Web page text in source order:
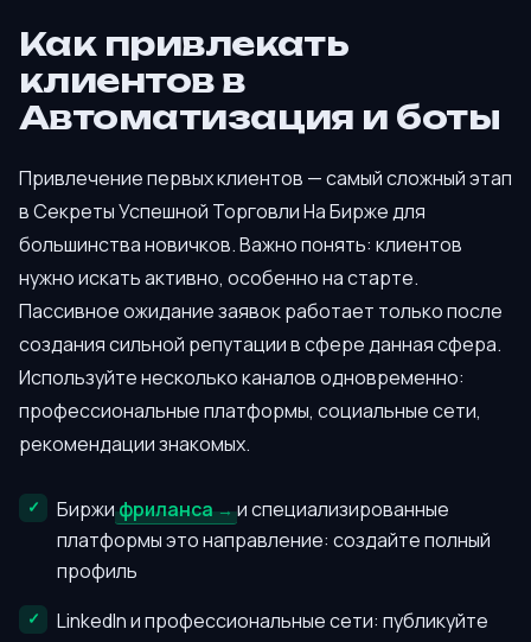
Как привлекать
клиентов в
Автоматизация и боты
Привлечение первых клиентов — самый сложный этап
в Секреты Успешной Торговли На Бирже для
большинства новичков. Важно понять: клиентов
нужно искать активно, особенно на старте.
Пассивное ожидание заявок работает только после
создания сильной репутации в сфере данная сфера.
Используйте несколько каналов одновременно:
профессиональные платформы, социальные сети,
рекомендации знакомых.
Биржифриланса
и специализированные
платформы это направление: создайте полный
профиль
LinkedIn и профессиональные сети: публикуйте